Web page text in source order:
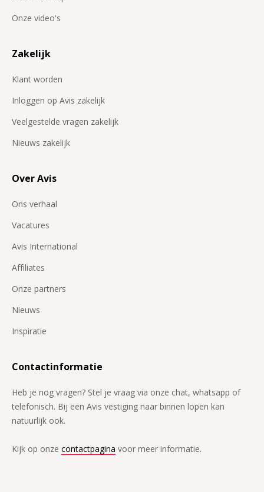
Onze video's
Zakelijk
Klant worden
Inloggen op Avis zakelijk
Veelgestelde vragen zakelijk
Nieuws zakelijk
Over Avis
Ons verhaal
Vacatures
Avis International
Affiliates
Onze partners
Nieuws
Inspiratie
Contactinformatie
Heb je nog vragen? Stel je vraag via onze chat, whatsapp of
telefonisch. Bij een Avis vestiging naar binnen lopen kan
natuurlijk ook.
Kijk op onze contactpagina voor meer informatie.